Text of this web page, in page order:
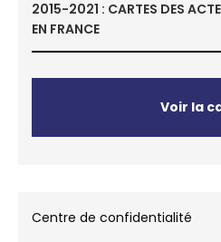
2015-2021 : CARTES DES
EN FRANCE
Voir la
Centre de confidentialité